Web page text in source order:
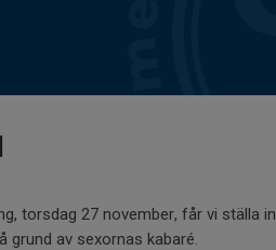
torsdag 27 november, får vi ställa in
grund av sexornas kabaré.